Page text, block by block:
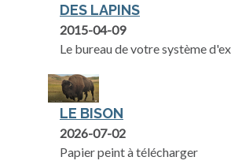
DES LAPINS
2015-04-09
Le bureau de votre système
LE BISON
2026-07-02
Papier peint à télécharger